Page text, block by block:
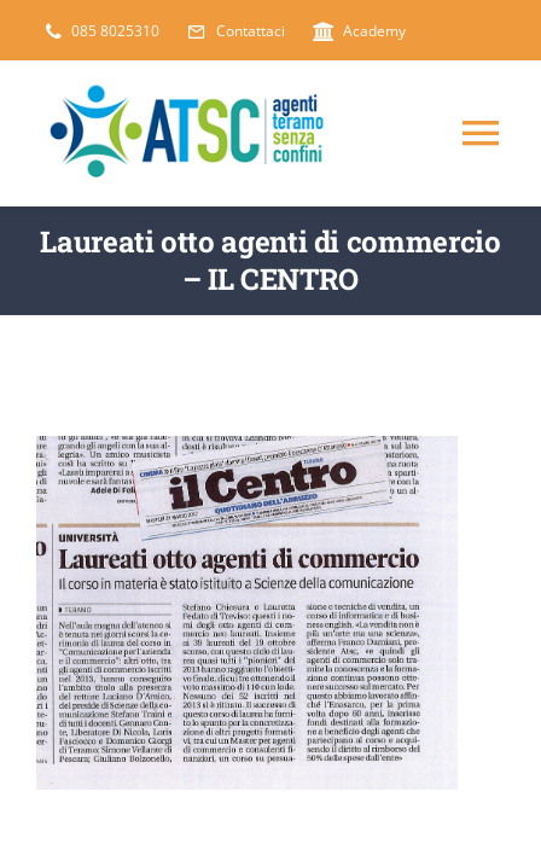
085 8025310 Contattaci Academy
CHI SIAMO
ARTICOLI
DOWNLOAD
SOSTENIBILITÀ
ACADEMY
Laureati otto agenti di commercio
– IL CENTRO